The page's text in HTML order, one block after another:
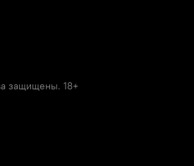
защищены. 18+